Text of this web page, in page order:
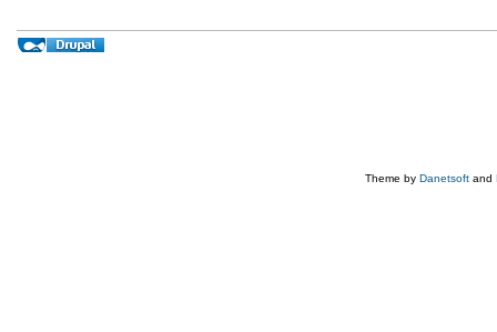
Theme by Danetsoft and